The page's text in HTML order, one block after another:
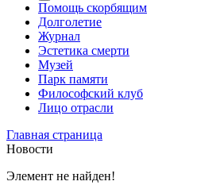
Помощь скорбящим
Долголетие
Журнал
Эстетика смерти
Музей
Парк памяти
Философский клуб
Лицо отрасли
Главная страница
Новости
Элемент не найден!